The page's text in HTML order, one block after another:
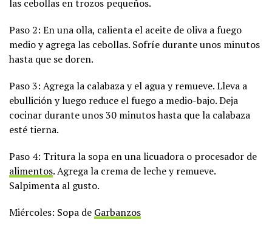
las cebollas en trozos pequeños.
Paso 2: En una olla, calienta el aceite de oliva a fuego
medio y agrega las cebollas. Sofríe durante unos minutos
hasta que se doren.
Paso 3: Agrega la calabaza y el agua y remueve. Lleva a
ebullición y luego reduce el fuego a medio-bajo. Deja
cocinar durante unos 30 minutos hasta que la calabaza
esté tierna.
Paso 4: Tritura la sopa en una licuadora o procesador de
alimentos. Agrega la crema de leche y remueve.
Salpimenta al gusto.
Miércoles: Sopa de Garbanzos